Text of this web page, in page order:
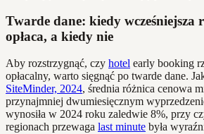
Twarde dane: kiedy wcześniejsza
opłaca, a kiedy nie
Aby rozstrzygnąć, czy hotel early booking
opłacalny, warto sięgnąć po twarde dane.
SiteMinder, 2024, średnia różnica cenowa
przynajmniej dwumiesięcznym
wynosiła w 2024 roku zaledwie 8%, przy
regionach przewaga last minute była